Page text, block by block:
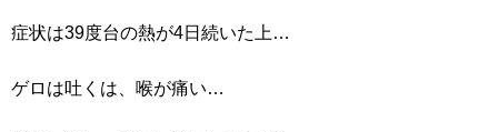
症状は39度台の熱が4日続いた上…
ゲロは吐くは、喉が痛い…